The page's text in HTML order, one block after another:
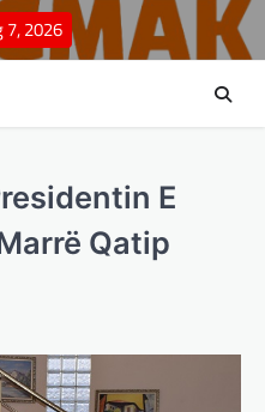
7, 2026
E
Qatip